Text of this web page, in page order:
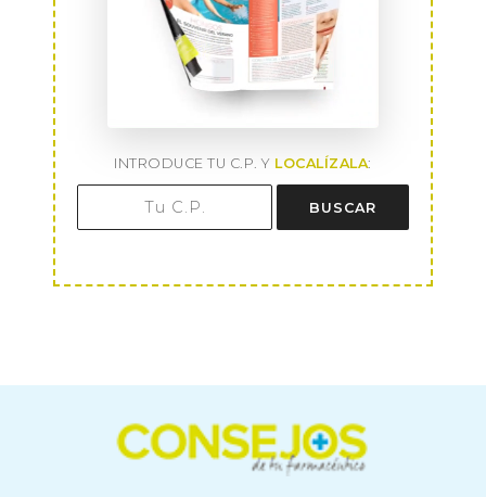
INTRODUCE TU C.P. Y LOCALÍZALA:
BUSCAR